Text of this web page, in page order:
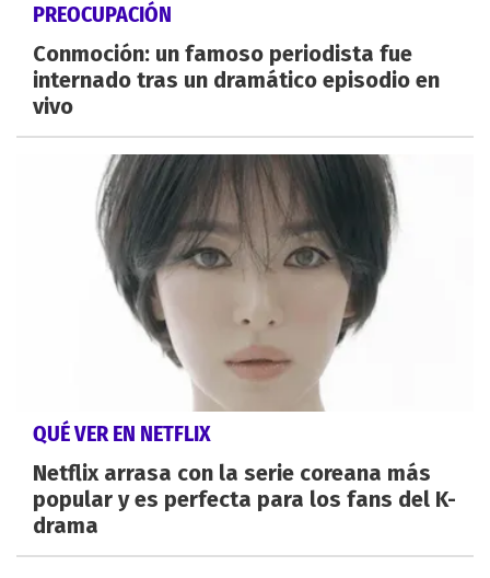
PREOCUPACIÓN
Conmoción: un famoso periodista fue
internado tras un dramático episodio en
vivo
QUÉ VER EN NETFLIX
Netflix arrasa con la serie coreana más
popular y es perfecta para los fans del K-
drama